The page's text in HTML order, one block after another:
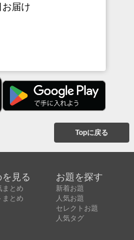
届け
Topに戻る
を見る
まとめ
まとめ
お題を探す
新着お題
人気お題
セレクトお題
人気タグ